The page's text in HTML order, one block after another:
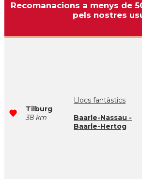
Recomanacions a menys de
pels nostres
Tilburg
38 km
Llocs fantàstics
Baarle-Nassau -
Baarle-Hertog